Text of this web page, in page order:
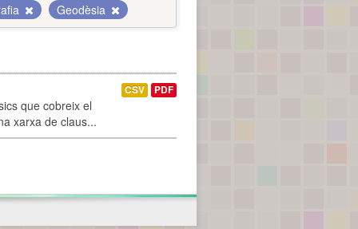
Geodèsia
que cobreix el
xarxa de claus...
CSV PDF